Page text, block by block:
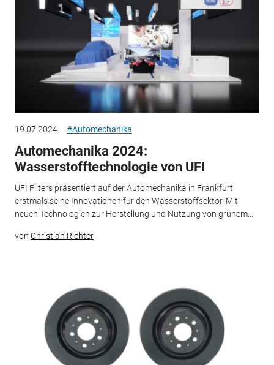
19.07.2024 #Automechanika
Automechanika 2024:
Wasserstofftechnologie von UFI
UFI Filters präsentiert auf der Automechanika in Frankfurt
erstmals seine Innovationen für den Wasserstoffsektor. Mit
neuen Technologien zur Herstellung und Nutzung von grünem...
von Christian Richter